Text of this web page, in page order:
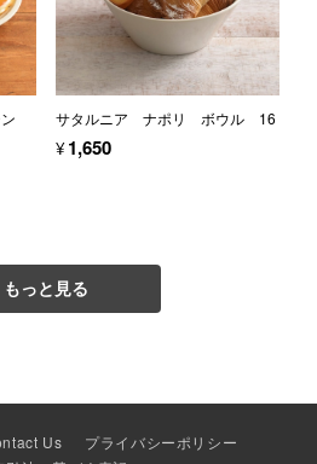
ン
サタルニア ナポリ ボウル 16
¥1,650
もっと見る
Us
プライバシーポリシー